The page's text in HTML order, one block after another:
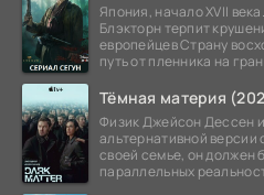
Япония, начало XVII
Блэкторн терпит
европейцев Страну
путь от пленника на
Тёмная материя
Физик Джейсон Дессен
альтернативной версии
своей семье, он должен
параллельных